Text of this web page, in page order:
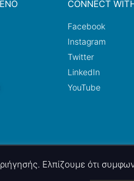
CONNECT
Facebook
Instagram
Twitter
LinkedIn
YouTube
Ελπίζουμε ότι